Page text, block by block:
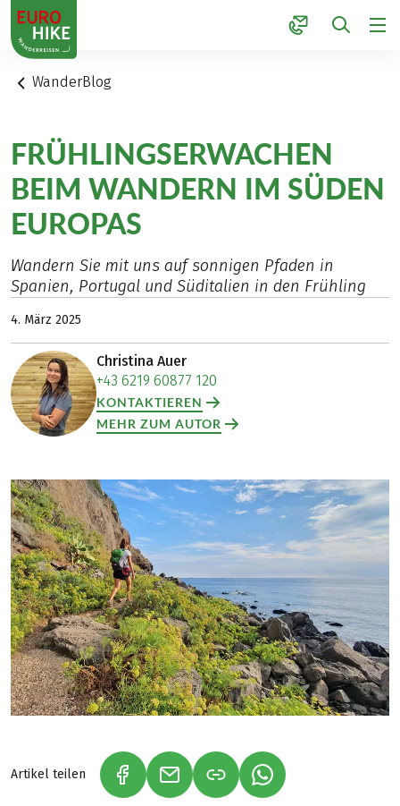
1
WanderBlog
FRÜHLINGSERWACHEN
BEIM WANDERN IM SÜDEN
EUROPAS
Wandern Sie mit uns auf sonnigen Pfaden in
Spanien, Portugal und Süditalien in den Frühling
4. März 2025
Christina Auer
+43 6219 60877 120
KONTAKTIEREN
MEHR ZUM AUTOR
Artikel teilen (LINK ÖFFNET IN NEUEM TAB)
(LINK ÖFFNET IN NEUEM TAB)
(LINK ÖFFNET IN